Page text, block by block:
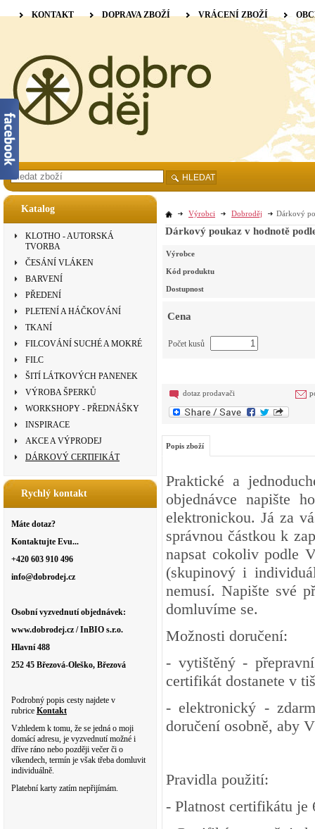
Katalog
KLOTHO - AUTORSKÁ
TVORBA
ČESÁNÍ VLÁKEN
BARVENÍ
PŘEDENÍ
PLETENÍ A HÁČKOVÁNÍ
TKANÍ
FILCOVÁNÍ SUCHÉ A MOKRÉ
FILC
ŠITÍ LÁTKOVÝCH PANENEK
VÝROBA ŠPERKŮ
WORKSHOPY - PŘEDNÁŠKY
INSPIRACE
AKCE A VÝPRODEJ
DÁRKOVÝ CERTIFIKÁT
Rychlý kontakt
Máte dotaz?
Kontaktujte Evu...
+420 603 910 496
info@dobrodej.cz
Osobní vyzvednutí objednávek:
www.dobrodej.cz / InBIO s.r.o.
Hlavní 488
252 45 Březová-Oleško, Březová
Podrobný popis cesty najdete v
rubrice Kontakt
Vzhledem k tomu, že se jedná o moji
domácí adresu, je vyzvednutí možné i
dříve ráno nebo později večer či o
víkendech, termín je však třeba domluvit
individuálně.
Platební karty zatím nepřijímám.
Výrobci Dobroděj Dárkový
Dárkový poukaz v hodnotě
Výrobce
Kód produktu
Dostupnost
Cena
Počet kusů
dotaz prodavači
Popis zboží
Praktické a
objednávce napište
elektronickou. Já za
správnou částkou k
napsat cokoliv podle
(skupinový i
nemusí. Napište své
domluvíme se.
Možnosti doručení:
- vytištěný -
certifikát dostanete v
- elektronický -
doručení osobně, aby
Pravidla použití:
- Platnost certifikátu je
KONTAKT DOPRAVA ZBOŽÍ VRÁCENÍ ZBOŽÍ
HLEDAT